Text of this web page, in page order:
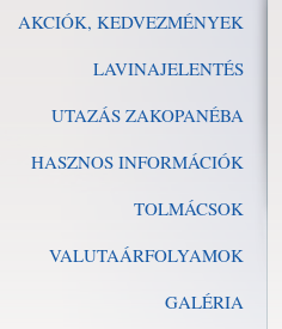
AKCIÓK, KEDVEZMÉNYEK
LAVINAJELENTÉS
UTAZÁS ZAKOPANÉBA
HASZNOS INFORMÁCIÓK
TOLMÁCSOK
VALUTAÁRFOLYAMOK
GALÉRIA